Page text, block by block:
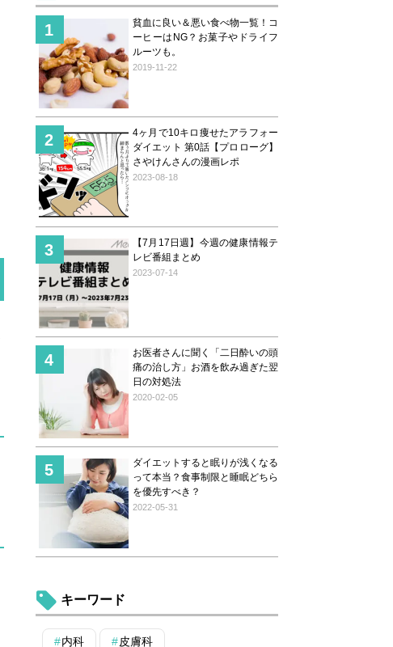
貧血に良い＆悪い食べ物一覧！コ
ーヒーはNG？お菓子やドライフ
ルーツも。
2019-11-22
4ヶ月で10キロ痩せたアラフォー
ダイエット 第0話【プロローグ】
さやけんさんの漫画レポ
2023-08-18
【7月17日週】今週の健康情報テ
レビ番組まとめ
2023-07-14
お医者さんに聞く「二日酔いの頭
痛の治し方」お酒を飲み過ぎた翌
日の対処法
2020-02-05
ダイエットすると眠りが浅くなる
って本当？食事制限と睡眠どちら
を優先すべき？
2022-05-31
キーワード
内科 皮膚科